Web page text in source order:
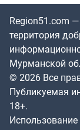
Region51.com
территория
Мурманской
© 2026 Все
Публикуемая
18+.